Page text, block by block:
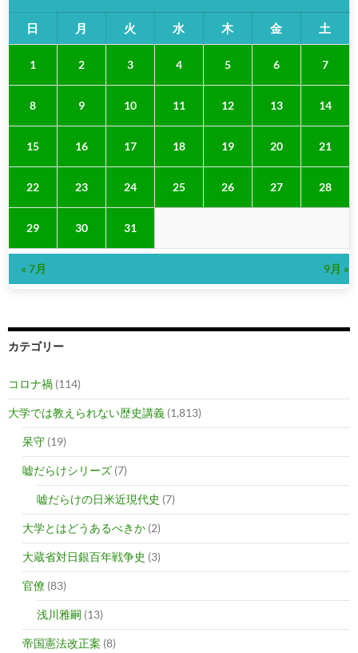
日 月 火 水 木 金 土
1 2 3 4 5 6 7
8 9 10 11 12 13 14
15 16 17 18 19 20 21
22 23 24 25 26 27 28
29 30 31
« 7月 9月 »
カテゴリー
コロナ禍 (114)
大学では教えられない歴史講義 (1,813)
呆守 (19)
嘘だらけシリーズ (7)
嘘だらけの日米近現代史 (7)
大学とはどうあるべきか (2)
大蔵省対日銀百年戦争史 (3)
官僚 (83)
浅川雅嗣 (13)
帝国憲法改正案 (8)